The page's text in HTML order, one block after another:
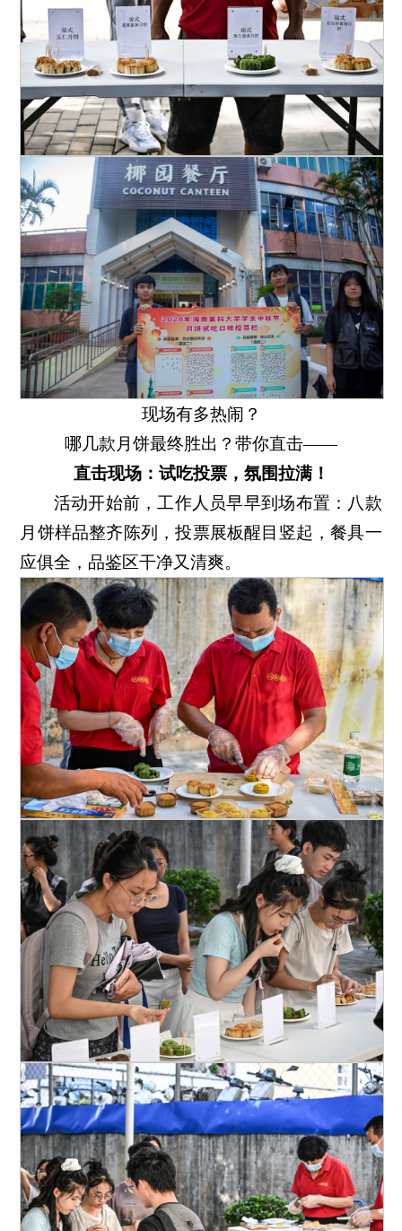
现场有多热闹？
哪几款月饼最终胜出？带你直击——
直击现场：试吃投票，氛围拉满！
活动开始前，工作人员早早到场布置：八款
月饼样品整齐陈列，投票展板醒目竖起，餐具一
应俱全，品鉴区干净又清爽。